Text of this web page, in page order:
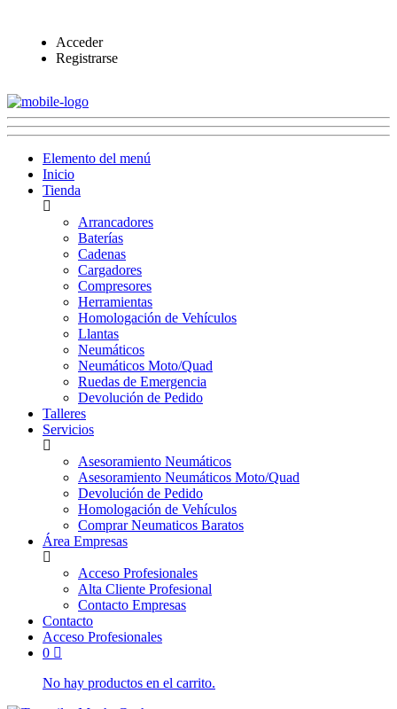
Acceder
Registrarse
Elemento del menú
Inicio
Tienda
Arrancadores
Baterías
Cadenas
Cargadores
Compresores
Herramientas
Homologación de Vehículos
Llantas
Neumáticos
Neumáticos Moto/Quad
Ruedas de Emergencia
Devolución de Pedido
Talleres
Servicios
Asesoramiento Neumáticos
Asesoramiento Neumáticos Moto/Quad
Devolución de Pedido
Homologación de Vehículos
Comprar Neumaticos Baratos
Área Empresas
Acceso Profesionales
Alta Cliente Profesional
Contacto Empresas
Contacto
Acceso Profesionales
0
No hay productos en el carrito.